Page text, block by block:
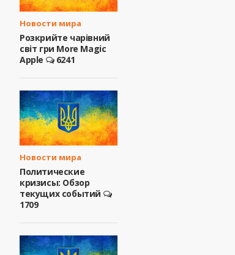
Новости мира
Розкрийте чарівний
світ гри More Magic
Apple
6241
Новости мира
Политические
кризисы: Обзор
текущих событий
1709